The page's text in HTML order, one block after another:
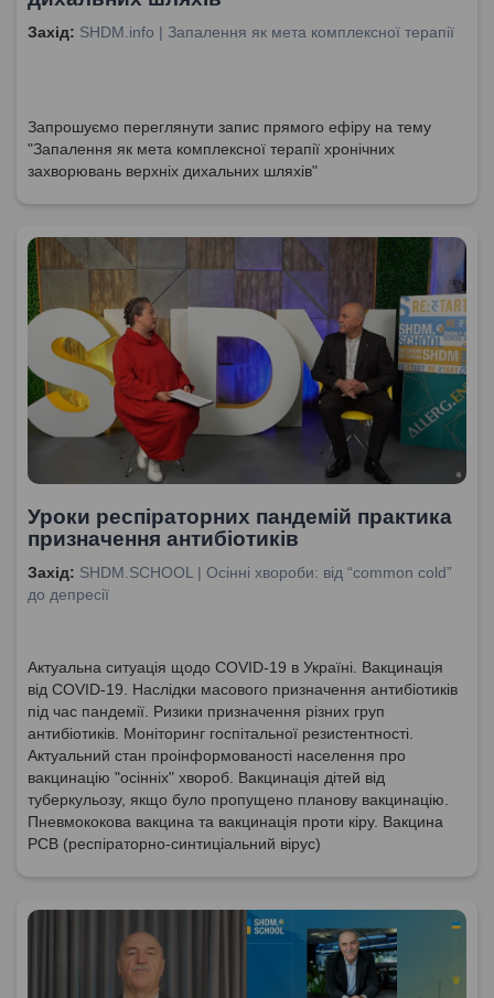
Захід: SHDM.info | Запалення як мета комплексної терапії
Запрошуємо переглянути запис прямого ефіру на тему
"Запалення як мета комплексної терапії хронічних
захворювань верхніх дихальних шляхів"
Уроки респіраторних пандемій практика
призначення антибіотиків
Захід: SHDM.SCHOOL | Осінні хвороби: від “common cold”
до депресії
Актуальна ситуація щодо COVID-19 в Україні. Вакцинація
від COVID-19. Наслідки масового призначення антибіотиків
під час пандемії. Ризики призначення різних груп
антибіотиків. Моніторинг госпітальної резистентності.
Актуальний стан проінформованості населення про
вакцинацію "осінніх" хвороб. Вакцинація дітей від
туберкульозу, якщо було пропущено планову вакцинацію.
Пневмококова вакцина та вакцинація проти кіру. Вакцина
РСВ (респіраторно-синтиціальний вірус)